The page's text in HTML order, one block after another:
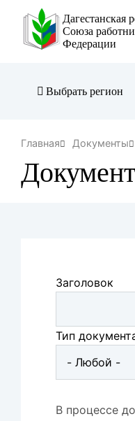
Перейти
основному
Дагестанская
Союза
Федерации
Выбрать регион
Строка
навигации
Главная Документы
Заголовок
Тип
В процессе